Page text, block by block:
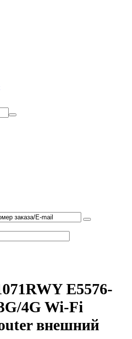
E5576-
4G Wi-Fi
внешний